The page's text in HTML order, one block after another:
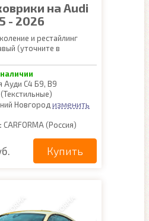
на Audi
- 2026
и рестайлинг
(уточните в
Ауди С4 Б9, В9
Новгород изменить
CARFORMA (Россия)
Купить